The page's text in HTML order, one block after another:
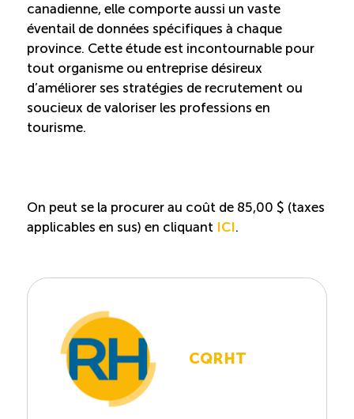
canadienne, elle comporte aussi un vaste
éventail de données spécifiques à chaque
province. Cette étude est incontournable pour
tout organisme ou entreprise désireux
d’améliorer ses stratégies de recrutement ou
soucieux de valoriser les professions en
tourisme.
On peut se la procurer au coût de 85,00 $ (taxes
applicables en sus) en cliquant ICI.
CQRHT